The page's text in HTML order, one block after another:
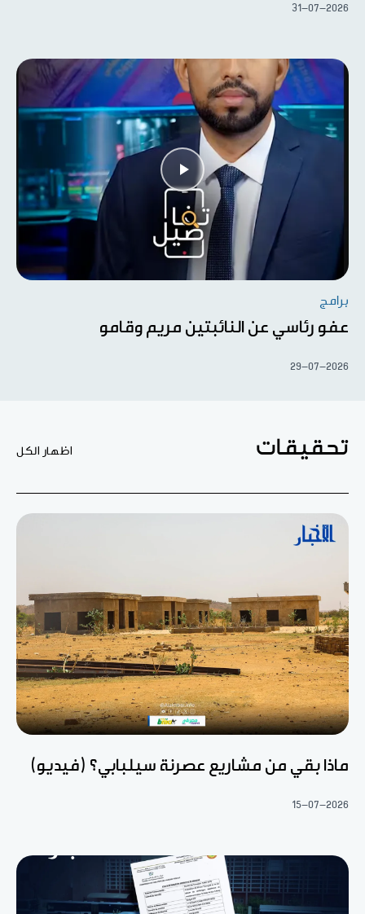
31-07-2026
برامج
عفو رئاسي عن النائبتين مريم وقامو
29-07-2026
تحقيقات اظهار الكل
ماذا بقي من مشاريع عصرنة سيلبابي؟ (فيديو)
15-07-2026